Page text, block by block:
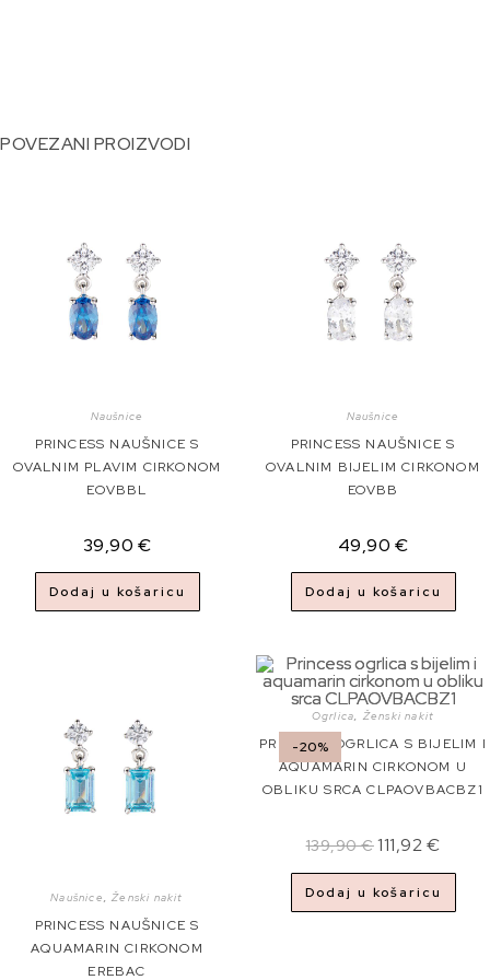
POVEZANI PROIZVODI
Naušnice
PRINCESS NAUŠNICE S
OVALNIM PLAVIM CIRKONOM
EOVBBL
39,90 €
Dodaj u košaricu
Naušnice
PRINCESS NAUŠNICE S
OVALNIM BIJELIM CIRKONOM
EOVBB
49,90 €
Dodaj u košaricu
Naušnice,Ženski nakit
PRINCESS NAUŠNICE S
AQUAMARIN CIRKONOM
EREBAC
-20%
Ogrlica, Ženski nakit
PRINCESS OGRLICA S BIJELIM I
AQUAMARIN CIRKONOM U
OBLIKU SRCA CLPAOVBACBZ1
139,90€111,92€
Dodaj u košaricu